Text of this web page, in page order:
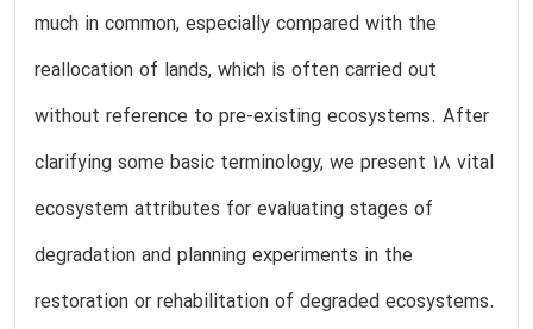
much in common, especially compared with the
reallocation of lands, which is often carried out
without reference to pre-existing ecosystems. After
clarifying some basic terminology, we present 18 vital
ecosystem attributes for evaluating stages of
degradation and planning experiments in the
restoration or rehabilitation of degraded ecosystems.